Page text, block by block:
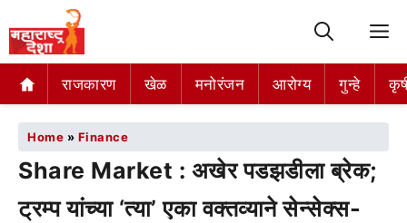
राजकारण खेळ मनोरंजन आरोग्य गुन्हे
Home » Finance
Share Market : अखेर पडझडीला ब्रेक;
ट्रम्प यांच्या ‘त्या’ एका वक्तव्याने सेन्सेक्स-